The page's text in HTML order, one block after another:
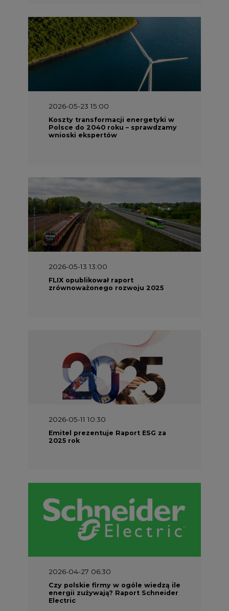
2026-05-23 15:00
Koszty transformacji energetyki w
Polsce do 2040 roku – sprawdzamy
wnioski ekspertów
2026-05-13 13:00
FLIX opublikował raport
zrównoważonego rozwoju 2025
2026-05-11 10:30
Emitel prezentuje Raport ESG za
2025 rok
2026-04-27 06:30
Czy polskie firmy w ogóle wiedzą ile
energii zużywają? Raport Schneider
Electric